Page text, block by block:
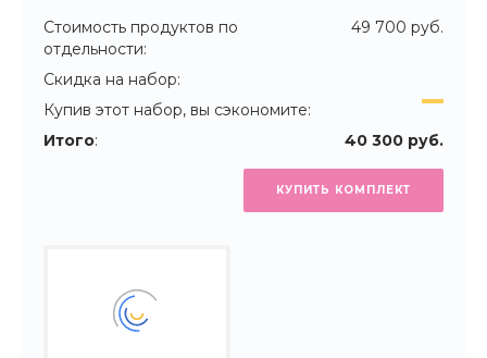
Стоимость продуктов по
отдельности:
49 700 руб.
Скидка на набор:
Купив этот набор, вы сэкономите:
Итого: 40 300 руб.
КУПИТЬ КОМПЛЕКТ